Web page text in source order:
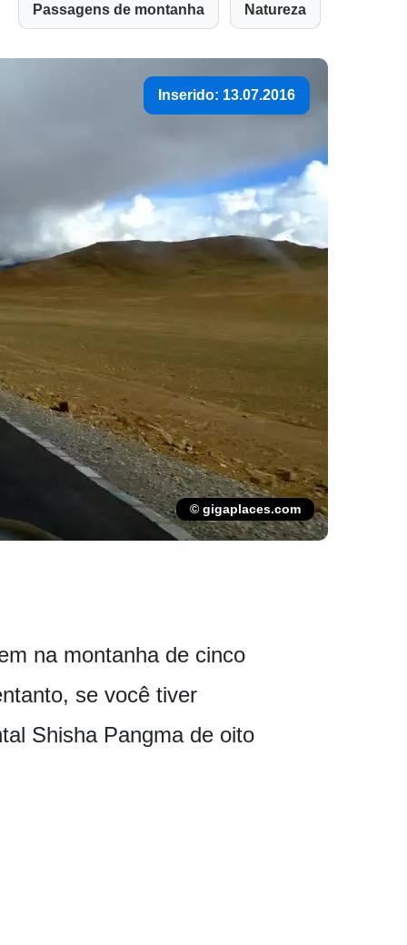
Passagens de montanha Natureza
Inserido: 13.07.2016
© gigaplaces.com
na montanha de cinco
se você tiver
Shisha Pangma de oito